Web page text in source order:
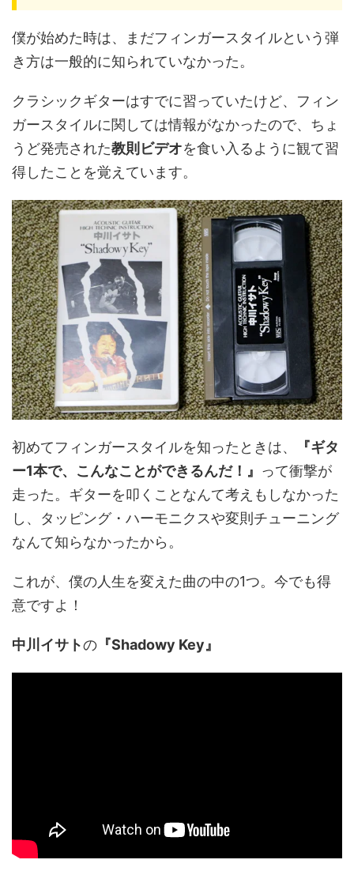
僕が始めた時は、まだフィンガースタイルという弾
き方は一般的に知られていなかった。
クラシックギターはすでに習っていたけど、フィン
ガースタイルに関しては情報がなかったので、ちょ
うど発売された教則ビデオを食い入るように観て習
得したことを覚えています。
初めてフィンガースタイルを知ったときは、
『ギタ
ー1本で、こんなことができるんだ！』 って衝撃が
走った。ギターを叩くことなんて考えもしなかった
し、タッピング・ハーモニクスや変則チューニング
なんて知らなかったから。
これが、僕の人生を変えた曲の中の1つ。今でも得
意ですよ！
中川イサトの 『Shadowy Key』